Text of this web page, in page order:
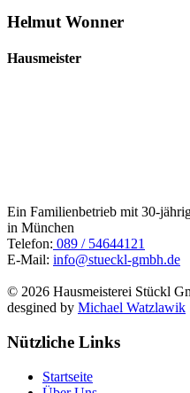
Helmut Wonner
Hausmeister
Ein Familienbetrieb mit 30-
in München
Telefon: 089 / 54644121
E-Mail: info@stueckl-gmbh.de
© 2026 Hausmeisterei Stückl
desgined by Michael Watzlawik
Nützliche Links
Startseite